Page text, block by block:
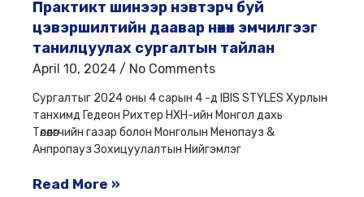
Практикт шинээр нэвтэрч буй
цэвэршилтийн даавар нөхөх эмчилгээг
танилцуулах сургалтын тайлан
April 10, 2024 No Comments
Сургалтыг 2024 оны 4 сарын 4 -д IBIS STYLES Хурлын
танхимд Гедеон Рихтер НХН-ийн Монгол дахь
Төлөөлөгчийн газар болон Монголын Менопауз &
Анпропауз Зохицуулалтын Нийгэмлэг
Read More »